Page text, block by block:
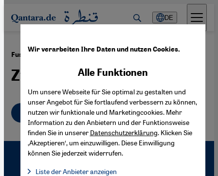
Direkt zum Inhalt springen
DE
Fusion-Gitarrist Kamal Musallam ·12.02.2010
Zwei Seiten einer Medaille
Deutsch
Wir verarbeiten Ihre Daten und nutzen Cookies.
Alle Funktionen
Um unsere Webseite für Sie optimal zu gestalten und
unser Angebot für Sie fortlaufend verbessern zu können,
nutzen wir funktionale und Marketingcookies. Mehr
Information zu den Anbietern und der Funktionsweise
finden Sie in unserer Datenschutzerklärung. Klicken Sie
‚Akzeptieren‘, um einzuwilligen. Diese Einwilligung
können Sie jederzeit widerrufen.
Liste der Anbieter anzeigen